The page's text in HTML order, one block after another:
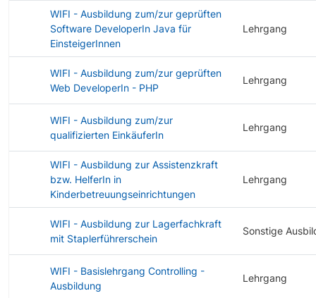
WIFI - Ausbildung zum/zur geprüften
Software DeveloperIn Java für
EinsteigerInnen
Lehrgang
WIFI - Ausbildung zum/zur geprüften
Web DeveloperIn - PHP
Lehrgang
WIFI - Ausbildung zum/zur
qualifizierten EinkäuferIn
Lehrgang
WIFI - Ausbildung zur Assistenzkraft
bzw. HelferIn in
Kinderbetreuungseinrichtungen
Lehrgang
WIFI - Ausbildung zur Lagerfachkraft
mit Staplerführerschein
Sonstige
WIFI - Basislehrgang Controlling -
Ausbildung
Lehrgang